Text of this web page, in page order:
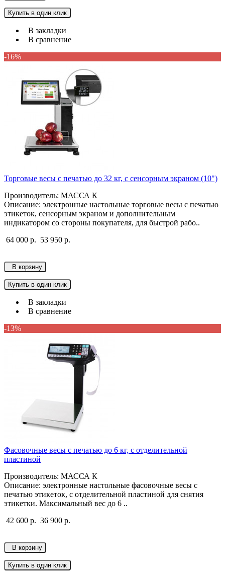
Купить в один клик
В закладки
В сравнение
-16%
Торговые весы с печатью до 32 кг, с сенсорным экраном (10")
Производитель: МАССА К
Описание: электронные настольные торговые весы с печатью
этикеток, сенсорным экраном и дополнительным
индикатором со стороны покупателя, для быстрой рабо..
64 000 р. 53 950 р.
В корзину
Купить в один клик
В закладки
В сравнение
-13%
Фасовочные весы с печатью до 6 кг, с отделительной
пластиной
Производитель: МАССА К
Описание: электронные настольные фасовочные весы с
печатью этикеток, с отделительной пластиной для снятия
этикетки. Максимальный вес до 6 ..
42 600 р. 36 900 р.
В корзину
Купить в один клик